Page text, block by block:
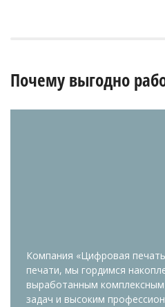
Почему выгодно
Компания «Цифровая
печати, мы гордимся
выработанным
задач и высоким